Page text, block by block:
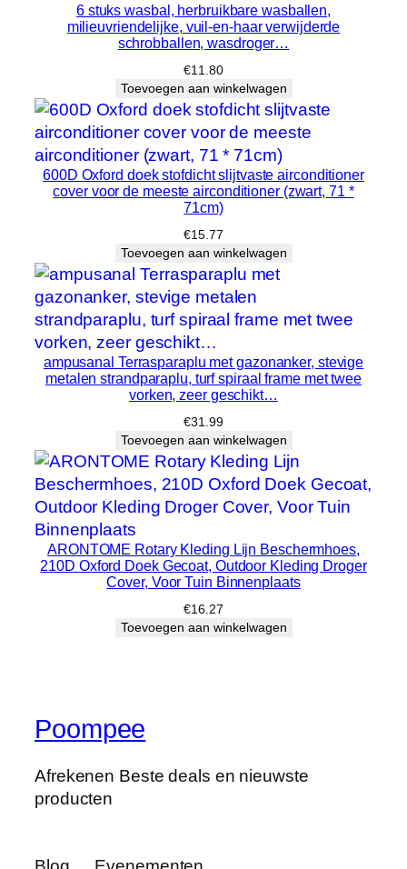
e
i
d
6 stuks wasbal, herbruikbare wasballen,
milieuvriendelijke, vuil-en-haar verwijderde
schrobballen, wasdroger…
€11.80
Toevoegen aan winkelwagen
600D Oxford doek stofdicht slijtvaste airconditioner
cover voor de meeste airconditioner (zwart, 71 *
71cm)
€15.77
Toevoegen aan winkelwagen
ampusanal Terrasparaplu met gazonanker, stevige
metalen strandparaplu, turf spiraal frame met twee
vorken, zeer geschikt…
€31.99
Toevoegen aan winkelwagen
ARONTOME Rotary Kleding Lijn Beschermhoes,
210D Oxford Doek Gecoat, Outdoor Kleding Droger
Cover, Voor Tuin Binnenplaats
€16.27
Toevoegen aan winkelwagen
Poompee
Afrekenen Beste deals en nieuwste
producten